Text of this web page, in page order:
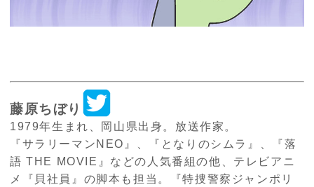
藤原ちぼり
1979年生まれ、岡山県出身。放送作家。
『サラリーマンNEO』、『となりのシムラ』、『落
語 THE MOVIE』などの人気番組の他、テレビアニ
メ『貝社員』の脚本も担当。『特捜警察ジャンポリ